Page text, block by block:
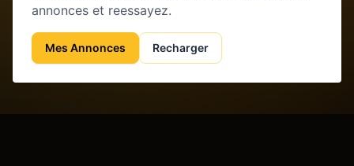
annonces et reessayez.
Mes Annonces Recharger